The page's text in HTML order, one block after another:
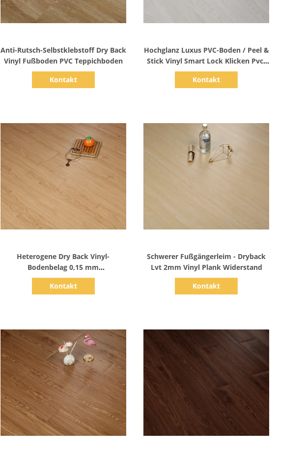
Anti-Rutsch-Selbstklebstoff Dry Back
Vinyl Fußboden PVC Teppichboden
Kontakt
Hochglanz Luxus PVC-Boden / Peel &
Stick Vinyl Smart Lock Klicken Pvc-
Boden
Kontakt
Heterogene Dry Back Vinyl-
Bodenbelag 0,15 mm
Verschleißschicht für eine lange
Lebensdauer
Kontakt
Schwerer Fußgängerleim - Dryback
Lvt 2mm Vinyl Plank Widerstand
Kontakt